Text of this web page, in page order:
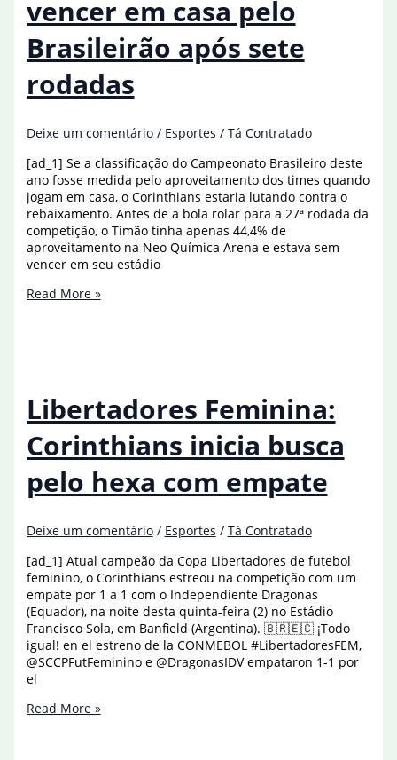
no
Ninho
do
Urubu
vencer em casa pelo
Brasileirão após sete
rodadas
Deixe um comentário / Esportes / Tá Contratado
[ad_1] Se a classificação do Campeonato Brasileiro deste
ano fosse medida pelo aproveitamento dos times quando
jogam em casa, o Corinthians estaria lutando contra o
rebaixamento. Antes de a bola rolar para a 27ª rodada da
competição, o Timão tinha apenas 44,4% de
aproveitamento na Neo Química Arena e estava sem
vencer em seu estádio
Corinthians
Brasileirão
após
sete
rodadas
Read More »
Libertadores Feminina:
Corinthians inicia busca
pelo hexa com empate
Deixe um comentário / Esportes / Tá Contratado
[ad_1] Atual campeão da Copa Libertadores de futebol
feminino, o Corinthians estreou na competição com um
empate por 1 a 1 com o Independiente Dragonas
(Equador), na noite desta quinta-feira (2) no Estádio
Francisco Sola, em Banfield (Argentina). 🇧🇷🇪🇨 ¡Todo
igual! en el estreno de la CONMEBOL #LibertadoresFEM,
@SCCPFutFeminino e @DragonasIDV empataron 1-1 por
el
Libertadores
Read More »